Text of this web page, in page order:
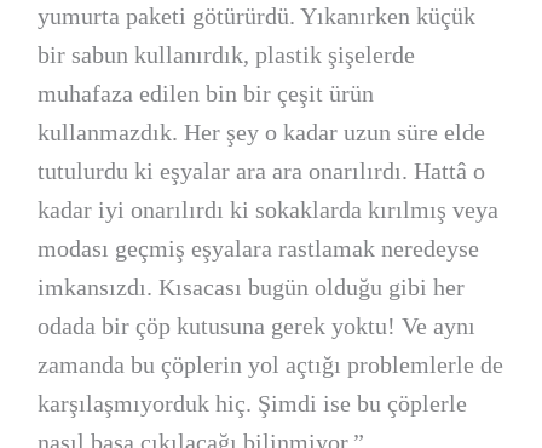
yumurta paketi götürürdü. Yıkanırken küçük
bir sabun kullanırdık, plastik şişelerde
muhafaza edilen bin bir çeşit ürün
kullanmazdık. Her şey o kadar uzun süre elde
tutulurdu ki eşyalar ara ara onarılırdı. Hattâ o
kadar iyi onarılırdı ki sokaklarda kırılmış veya
modası geçmiş eşyalara rastlamak neredeyse
imkansızdı. Kısacası bugün olduğu gibi her
odada bir çöp kutusuna gerek yoktu! Ve aynı
zamanda bu çöplerin yol açtığı problemlerle de
karşılaşmıyorduk hiç. Şimdi ise bu çöplerle
nasıl başa çıkılacağı bilinmiyor.”